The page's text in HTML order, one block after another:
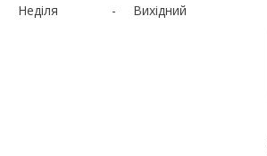
Неділя
Вихідний